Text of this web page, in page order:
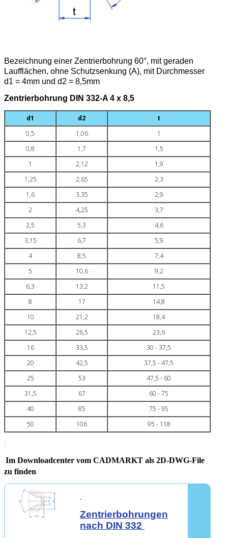
Bezeichnung einer Zentrierbohrung 60°, mit geraden
Laufflächen, ohne Schutzsenkung (A), mit Durchmesser
d1 = 4mm und d2 = 8,5mm
Zentrierbohrung DIN 332-A 4 x 8,5
d1 d2
t
0,5
1,06
1
0,8
1,7
1,5
1
2,12
1,9
1,25
2,65
2,3
1,6
3,35
2,9
2
4,25
3,7
2,5
5,3
4,6
3,15
6,7
5,9
4
8,5
7,4
5
10,6
9,2
6,3
13,2
11,5
8
17
14,8
10
21,2
18,4
12,5
26,5
23,6
16
33,5
30 - 37,5
20
42,5
37,5 - 47,5
25
53
47,5 - 60
31,5
67
60 - 75
40
85
75 - 95
50
106 95 - 118
Im Downloadcenter vom CADMARKT als 2D-DWG-File
zu finden
Zentrierbohrungen
nach DIN 332